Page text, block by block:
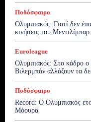
Ποδόσφαιρο
Ολυμπιακός: Γιατί δεν
κινήσεις του Μεντιλίμπαρ
Euroleague
Ολυμπιακός: Στο κάδρο ο
Βιλερμπάν αλλάζουν τα
Ποδόσφαιρο
Record: Ο Ολυμπιακός
Μόουρα